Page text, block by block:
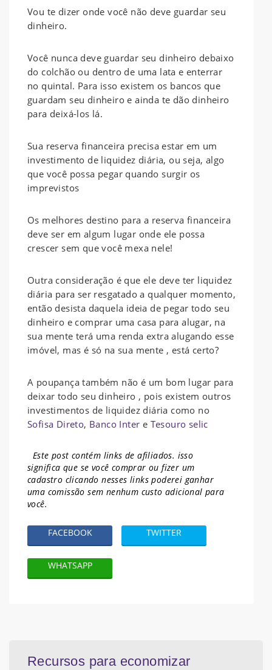
Vou te dizer onde você não deve guardar seu
dinheiro.
Você nunca deve guardar seu dinheiro debaixo
do colchão ou dentro de uma lata e enterrar
no quintal. Para isso existem os bancos que
guardam seu dinheiro e ainda te dão dinheiro
para deixá-los lá.
Sua reserva financeira precisa estar em um
investimento de liquidez diária, ou seja, algo
que você possa pegar quando surgir os
imprevistos
Os melhores destino para a reserva financeira
deve ser em algum lugar onde ele possa
crescer sem que você mexa nele!
Outra consideração é que ele deve ter liquidez
diária para ser resgatado a qualquer momento,
então desista daquela ideia de pegar todo seu
dinheiro e comprar uma casa para alugar, na
sua mente terá uma renda extra alugando esse
imóvel, mas é só na sua mente , está certo?
A poupança também não é um bom lugar para
deixar todo seu dinheiro , pois existem outros
investimentos de liquidez diária como no
Sofisa Direto, Banco Inter e Tesouro selic
Este post contém links de afiliados. isso
significa que se você comprar ou fizer um
cadastro clicando nesses links poderei ganhar
uma comissão sem nenhum custo adicional para
você.
FACEBOOK TWITTER
WHATSAPP
Recursos para economizar